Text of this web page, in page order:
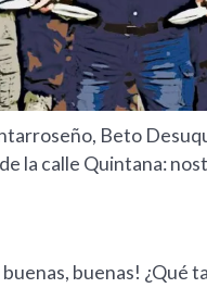
Beto
la calle Quintana:
buenas, buenas! ¿Qué